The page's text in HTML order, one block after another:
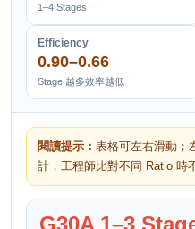
1–4 Stages
Efficiency
0.90–0.66
Stage 越多效率越低
閱讀提示： 表格可左右滑動；
計，工程師比對不同 Ratio 時
G30A 1–3